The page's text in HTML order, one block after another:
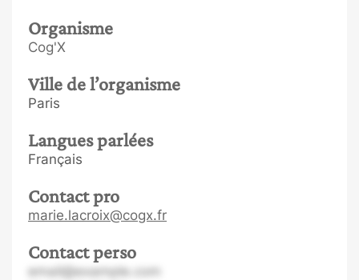
Organisme
Cog'X
Ville de l’organisme
Paris
Langues parlées
Français
Contact pro
marie.lacroix@cogx.fr
Contact perso
email@example.com